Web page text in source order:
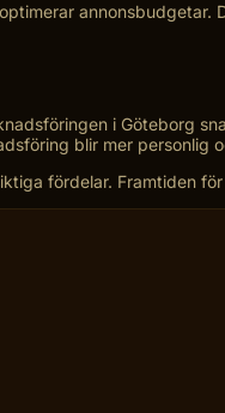
i Göteborg
blir mer personlig
fördelar. Framtiden